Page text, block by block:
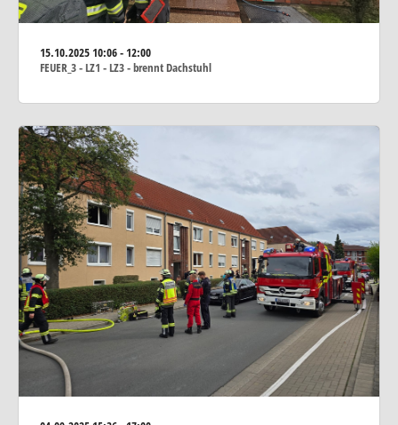
15.10.202510:06 - 12:00
FEUER_3 - LZ1 - LZ3 - brennt Dachstuhl